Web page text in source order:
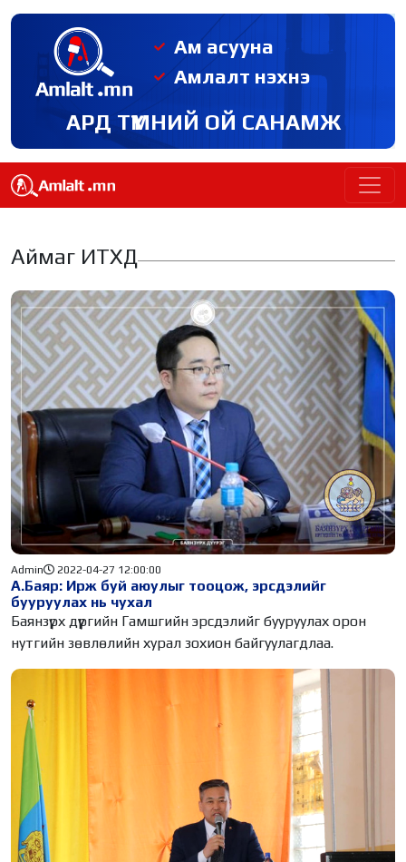
Ам асууна
Амлалт нэхнэ
АРД ТҮМНИЙ ОЙ САНАМЖ
Аймаг ИТХД
A.Баяр: Ирж буй аюулыг тооцож, эрсдэлийг
бууруулах нь чухал
Admin 2022-04-27 12:00:00
Баянзүрх дүүргийн Гамшгийн эрсдэлийг бууруулах орон
нутгийн зөвлөлийн хурал зохион байгуулагдлаа.